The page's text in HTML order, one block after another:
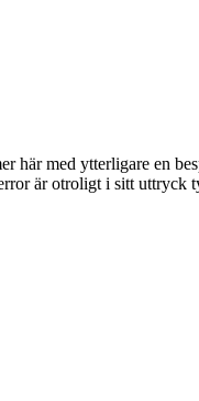
här med ytterligare en
är otroligt i sitt